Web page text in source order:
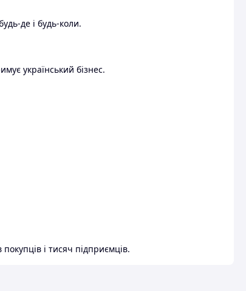
де і будь-коли.
український бізнес.
і тисяч підприємців.